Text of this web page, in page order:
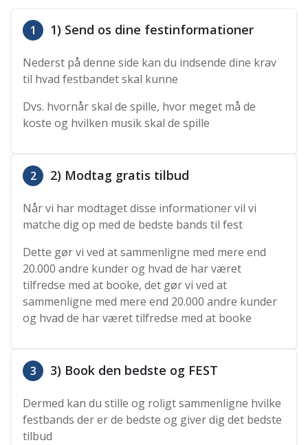
1 1) Send os dine festinformationer
Nederst på denne side kan du indsende dine krav
til hvad festbandet skal kunne
Dvs. hvornår skal de spille, hvor meget må de
koste og hvilken musik skal de spille
2 2) Modtag gratis tilbud
Når vi har modtaget disse informationer vil vi
matche dig op med de bedste bands til fest
Dette gør vi ved at sammenligne med mere end
20.000 andre kunder og hvad de har været
tilfredse med at booke, det gør vi ved at
sammenligne med mere end 20.000 andre kunder
og hvad de har været tilfredse med at booke
3 3) Book den bedste og FEST
Dermed kan du stille og roligt sammenligne hvilke
festbands der er de bedste og giver dig det bedste
tilbud